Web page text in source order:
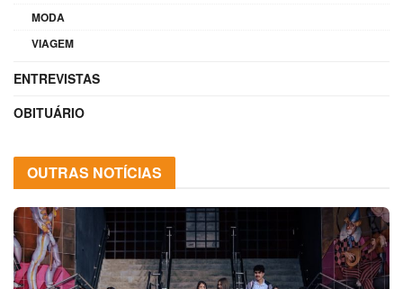
MODA
VIAGEM
ENTREVISTAS
OBITUÁRIO
OUTRAS NOTÍCIAS